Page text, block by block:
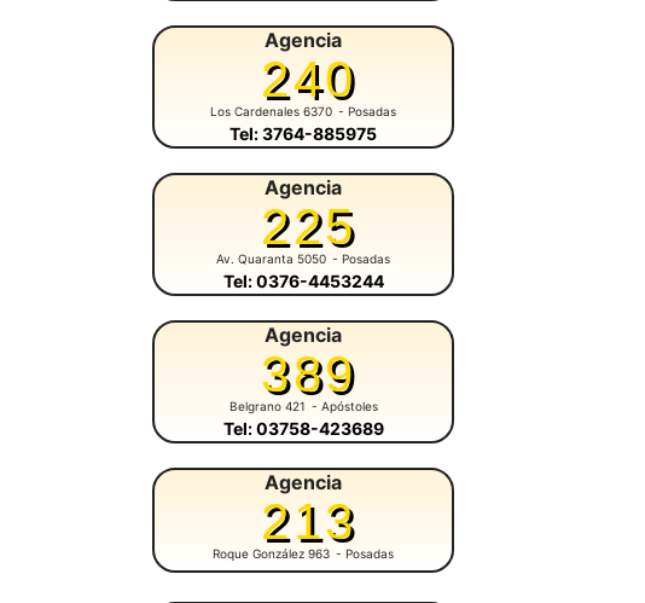
Agencia
240
Los Cardenales 6370 - Posadas
Tel: 3764-885975
Agencia
225
Av. Quaranta 5050 - Posadas
Tel: 0376-4453244
Agencia
389
Belgrano 421 - Apóstoles
Tel: 03758-423689
Agencia
213
Roque González 963 - Posadas